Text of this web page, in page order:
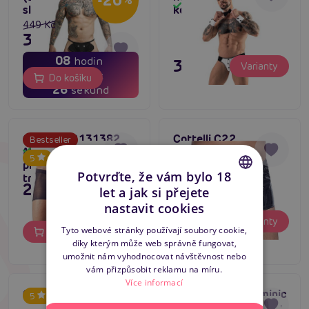
08 hodin
10 minut
25 sekund
slon
449 Kč
359 Kč
Do košíku
komorník
Skladem
395 Kč Varianty
Bestseller
5
Cottelli C2131382
Men’s Pants 2pcs,
průhledné pánské
trenky
Skladem
249 Kč
Do košíku
Cottelli C22
Varianty
5
Cottelli C2130181
Svenjoyment Dominic
Skladem
ENGLISH
Potvrďte, že vám bylo 18
let a jak si přejete
nastavit cookies
Tyto webové stránky používají soubory cookie,
díky kterým může web správně fungovat,
umožnit nám vyhodnocovat návštěvnost nebo
vám přizpůsobit reklamu na míru.
Více informací